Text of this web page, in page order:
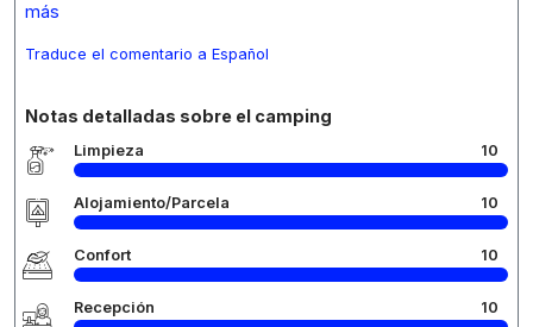
más
Traduce el comentario a Español
Notas detalladas sobre el camping
Limpieza 10
Alojamiento/Parcela 10
Confort 10
Recepción 10